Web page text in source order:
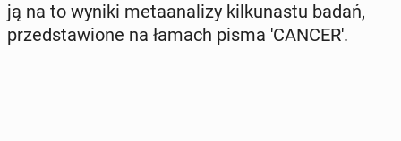
ją na to wyniki me­ta­ana­li­zy kil­ku­na­stu badań,
przed­sta­wio­ne na łamach pisma 'CAN­CE­R'.